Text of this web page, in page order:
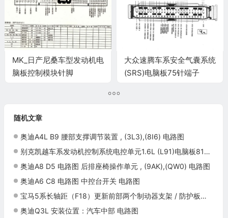
MK_日产尼桑车型发动机电
脑板控制模块针脚
大众速腾车系安全气囊系统
(SRS)电脑板75针端子
随机文章
奥迪A4L B9 腰部支撑调节装置 , (3L3),(8I6) 电路图
别克凯越车系发动机控制系统电控单元1.6L (L91)电脑板81针端子
奥迪A8 D5 电路图 后排座椅操作单元 , (9AK),(QW0) 电路图
奥迪A6 C8 电路图 中控台开关 电路图
宝马5系长轴距（F18）更新前部两个制动器支架 / 防护板施工与复检标准
奥迪Q3L 安装位置：汽车中部 电路图